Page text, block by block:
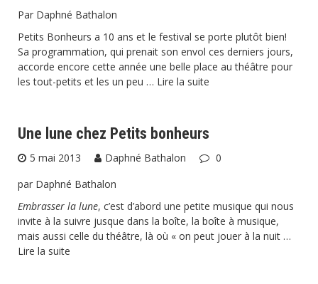
Par Daphné Bathalon
Petits Bonheurs a 10 ans et le festival se porte plutôt bien!
Sa programmation, qui prenait son envol ces derniers jours,
accorde encore cette année une belle place au théâtre pour
les tout-petits et les un peu … Lire la suite
Une lune chez Petits bonheurs
5 mai 2013 Daphné Bathalon
0
par Daphné Bathalon
Embrasser la lune, c’est d’abord une petite musique qui nous
invite à la suivre jusque dans la boîte, la boîte à musique,
mais aussi celle du théâtre, là où « on peut jouer à la nuit …
Lire la suite